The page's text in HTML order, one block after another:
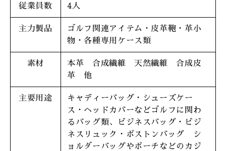
従業員数 4人
主力製品
ゴルフ関連アイテム・皮革鞄・革小
物・各種専用ケース類
素材
本革 合成繊維 天然繊維 合成皮
革 他
主要用途
キャディーバッグ・シューズケー
ス・ヘッドカバーなどゴルフに関わ
るバッグ類、ビジネスバッグ・ビジ
ネスリュック・ボストンバッグ シ
ョルダーバッグやポーチなどのカジ